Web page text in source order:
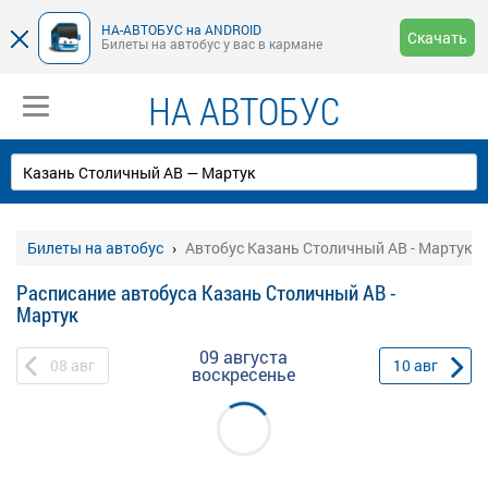
НА-АВТОБУС на ANDROID
Билеты на автобус у вас в кармане
Скачать
НА АВТОБУС
Билеты на автобус Автобус Казань Столичный АВ - Мартук
Расписание автобуса Казань Столичный АВ -
Мартук
08 авг 09 августа
воскресенье 10авг